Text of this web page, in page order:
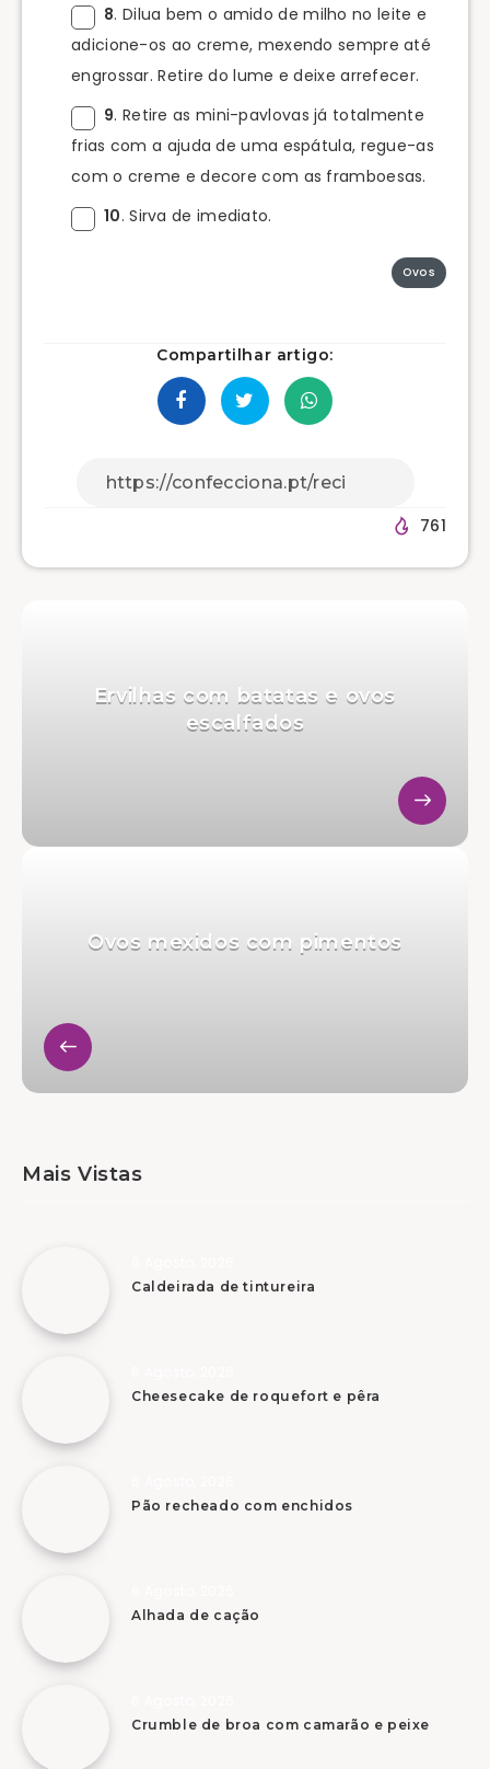
8. Dilua bem o amido de milho no leite e
adicione-os ao creme, mexendo sempre até
engrossar. Retire do lume e deixe arrefecer.
9. Retire as mini-pavlovas já totalmente
frias com a ajuda de uma espátula, regue-as
com o creme e decore com as framboesas.
10. Sirva de imediato.
Ovos
Compartilhar artigo:
761
Ervilhas com batatas e ovos
escalfados
Ovos mexidos com pimentos
Mais Vistas
Caldeirada de tintureira
Cheesecake de roquefort e pêra
Pão recheado com enchidos
Alhada de cação
Crumble de broa com camarão e peixe